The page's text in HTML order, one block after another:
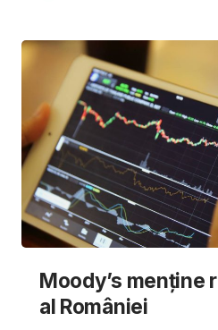
Moody’s menține
al României